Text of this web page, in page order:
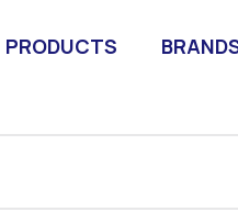
PRODUCTS